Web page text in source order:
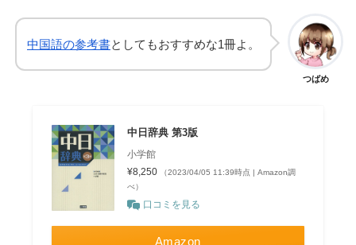
つばめ
中国語の参考書としてもおすすめな1冊よ。
中日辞典 第3版
小学館
¥8,250
（2023/04/05 11:39時点 | Amazon調
べ）
口コミを見る
Amazon